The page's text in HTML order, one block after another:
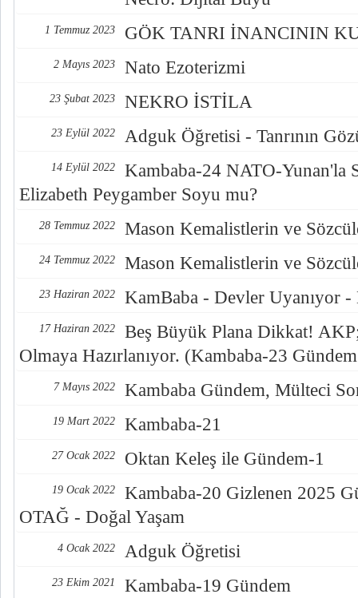
1 Temmuz 2023 GÖK TANRI İNANCININ
2 Mayıs 2023 Nato Ezoterizmi
23 Şubat 2023 NEKRO İSTİLA
23 Eylül 2022 Adguk Öğretisi - Tanrının
14 Eylül 2022
Kambaba-24 NATO-Yunan'la
Elizabeth Peygamber Soyu mu?
28 Temmuz 2022 Mason Kemalistlerin ve
24 Temmuz 2022 Mason Kemalistlerin ve
23 Haziran 2022 KamBaba - Devler Uyanıyor
17 Haziran 2022
Beş Büyük Plana Dikkat!
Olmaya Hazırlanıyor. (Kambaba-23
7 Mayıs 2022 Kambaba Gündem, Mülteci
19 Mart 2022 Kambaba-21
27 Ocak 2022 Oktan Keleş ile Gündem-1
19 Ocak 2022
Kambaba-20 Gizlenen 2025
OTAĞ - Doğal Yaşam
4 Ocak 2022 Adguk Öğretisi
23 Ekim 2021 Kambaba-19 Gündem